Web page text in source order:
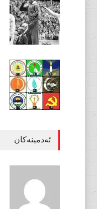
ئەدمینەکان